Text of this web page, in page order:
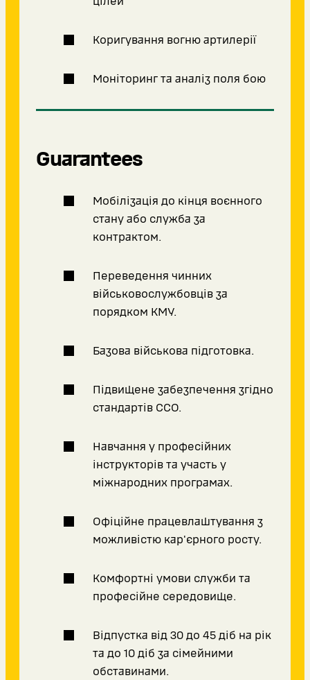
Коригування вогню артилерії
Моніторинг та аналіз поля бою
Guarantees
Мобілізація до кінця воєнного
стану або служба за
контрактом.
Переведення чинних
військовослужбовців за
порядком КМУ.
Базова військова підготовка.
Підвищене забезпечення згідно
стандартів ССО.
Навчання у професійних
інструкторів та участь у
міжнародних програмах.
Офіційне працевлаштування з
можливістю кар'єрного росту.
Комфортні умови служби та
професійне середовище.
Відпустка від 30 до 45 діб на рік
та до 10 діб за сімейними
обставинами.